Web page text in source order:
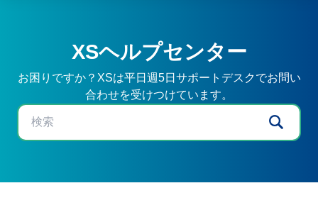
XSヘルプセンター
お困りですか？XSは平日週5日サポートデスクでお問い
合わせを受けつけています。